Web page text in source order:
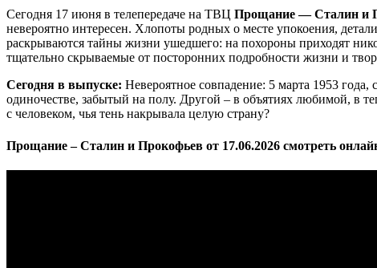
Сегодня 17 июня в телепередаче на ТВЦ Прощание — Сталин и
невероятно интересен. Хлопоты родных о месте упокоения,
раскрываются тайны жизни ушедшего: на похороны приходят
тщательно скрываемые от посторонних подробности жизни и
Сегодня в выпуске: Невероятное совпадение: 5 марта 1953
одиночестве, забытый на полу. Другой – в объятиях любимой, в
с человеком, чья тень накрывала целую страну?
Прощание – Сталин и Прокофьев от 17.06.2026 смотреть